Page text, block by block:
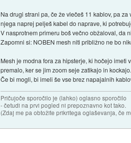
Na drugi strani pa, če že vlečeš 11 kablov, pa
njega naprej pelješ kabel do naprave, ki
V nasprotnem primeru boš večno obžaloval, da
Zapomni si: NOBEN mesh niti približno ne bo
Mesh je modna fora za hipsterje, ki hočejo
premalo, ker se jim zoom seje zatikajo in
Če bi mogli, bi imeli še vse brez napajalnih
Pričujoče sporočilo je (lahko) oglasno sporočilo
- četudi na prvi pogled ni prepoznavno kot tako.
(Zdaj me pa obtožite prikritega oglaševanja, če